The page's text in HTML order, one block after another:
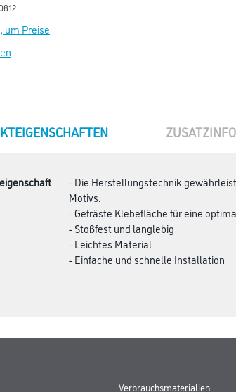
um Preise
- Die Herstellungstechnik
Motivs.
- Gefräste Klebefläche für eine
- Stoßfest und langlebig
- Leichtes Material
- Einfache und schnelle Installation
Verbrauchsmaterialien